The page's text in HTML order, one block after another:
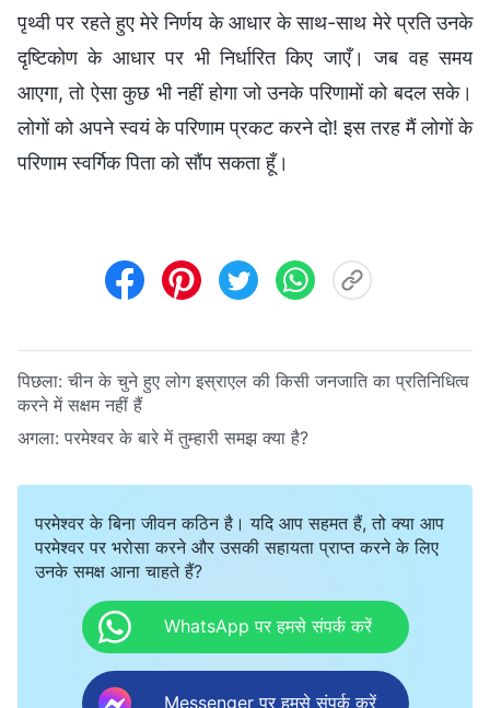
पृथ्वी पर रहते हुए मेरे निर्णय के आधार के साथ-साथ मेरे प्रति उनके
दृष्टिकोण के आधार पर भी निर्धारित किए जाएँ। जब वह समय
आएगा, तो ऐसा कुछ भी नहीं होगा जो उनके परिणामों को बदल सके।
लोगों को अपने स्वयं के परिणाम प्रकट करने दो! इस तरह मैं लोगों के
परिणाम स्वर्गिक पिता को सौंप सकता हूँ।
पिछला: चीन के चुने हुए लोग इस्राएल की किसी जनजाति का प्रतिनिधित्व
करने में सक्षम नहीं हैं
अगला: परमेश्वर के बारे में तुम्हारी समझ क्या है?
परमेश्वर के बिना जीवन कठिन है। यदि आप सहमत हैं, तो क्या आप
परमेश्वर पर भरोसा करने और उसकी सहायता प्राप्त करने के लिए
उनके समक्ष आना चाहते हैं?
WhatsApp पर हमसे संपर्क करें
Messenger पर हमसे संपर्क करें